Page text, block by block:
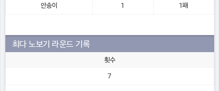
안송이 1 1패
최다 노보기 라운드 기록
횟수
7